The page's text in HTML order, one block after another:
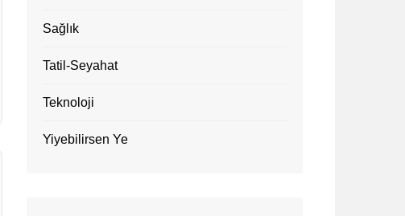
Sağlık
Tatil-Seyahat
Teknoloji
Yiyebilirsen Ye